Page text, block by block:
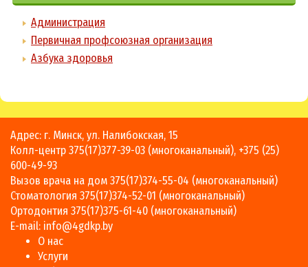
Администрация
Первичная профсоюзная организация
Азбука здоровья
Адрес: г. Минск, ул. Налибокская, 15
Колл-центр 375(17)377-39-03 (многоканальный), +375 (25)
600-49-93
Вызов врача на дом 375(17)374-55-04 (многоканальный)
Стоматология 375(17)374-52-01 (многоканальный)
Ортодонтия 375(17)375-61-40 (многоканальный)
E-mail: info@4gdkp.by
О нас
Услуги